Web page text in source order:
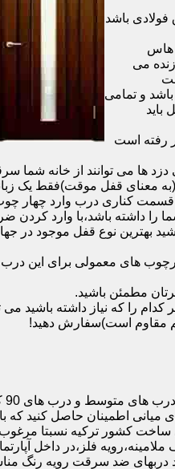
باشد
هاس
می
و تمامی
رفته است
ها می توانند از خانه شما
می کند که با قفل یک سویچ (به معنای
را داشته باشد،با وارد کردن
بهترین نوع قفل موجود
معمولی برای این درب ها
مطمئن باشید.
که نیاز داشته باشید می
مقاوم است)سفارش دهید!
میانی اطمینان حاصل کنید که
ساخت کشور ترکیه نسبتا
پی وی سی،رویه ام دی اف ملامینه،رویه
دربهای ضد سرقت رویه رنگ